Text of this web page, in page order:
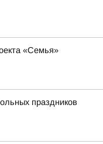
«Семья»
праздников